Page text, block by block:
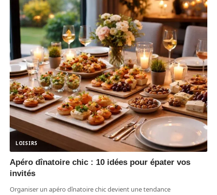
LOISIRS
Apéro dînatoire chic : 10 idées pour épater vos
invités
Organiser un apéro dînatoire chic devient une tendance